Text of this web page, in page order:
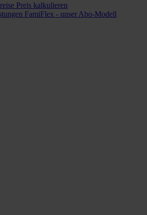
Preis kalkulieren
FamiFlex - unser Abo-Modell